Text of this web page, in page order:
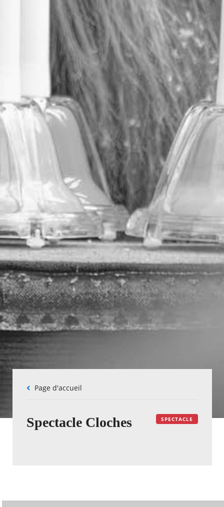
Fil
Page d'accueil
SPECTACLE
Spectacle Cloches